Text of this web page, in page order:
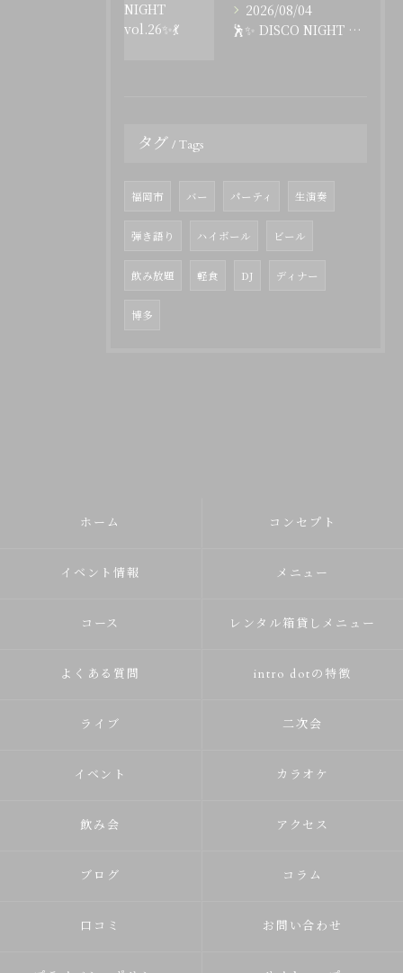
2026/08/04
🕺✨ DISCO NIGHT vol.26✨💃
タグ Tags
福岡市 バー パーティ 生演奏
弾き語り ハイボール ビール
飲み放題 軽食 DJ ディナー
博多
ホーム コンセプト
イベント情報 メニュー
コース レンタル箱貸しメニュー
よくある質問 intro dotの特徴
ライブ 二次会
イベント カラオケ
飲み会 アクセス
ブログ コラム
口コミ お問い合わせ